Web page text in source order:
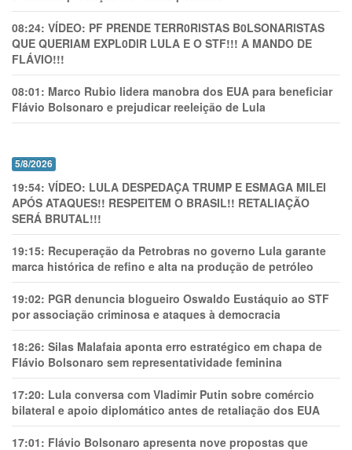
08:24: VÍDEO: PF PRENDE TERR0RlSTAS B0LSONARlSTAS
QUE QUERIAM EXPL0DlR LULA E O STF!!! A MANDO DE
FLÁVIO!!!
08:01: Marco Rubio lidera manobra dos EUA para beneficiar
Flávio Bolsonaro e prejudicar reeleição de Lula
5/8/2026
19:54: VÍDEO: LULA DESPEDAÇA TRUMP E ESMAGA MILEI
APÓS ATAQUES!! RESPEITEM O BRASIL!! RETALIAÇÃO
SERÁ BRUTAL!!!
19:15: Recuperação da Petrobras no governo Lula garante
marca histórica de refino e alta na produção de petróleo
19:02: PGR denuncia blogueiro Oswaldo Eustáquio ao STF
por associação criminosa e ataques à democracia
18:26: Silas Malafaia aponta erro estratégico em chapa de
Flávio Bolsonaro sem representatividade feminina
17:20: Lula conversa com Vladimir Putin sobre comércio
bilateral e apoio diplomático antes de retaliação dos EUA
17:01: Flávio Bolsonaro apresenta nove propostas que